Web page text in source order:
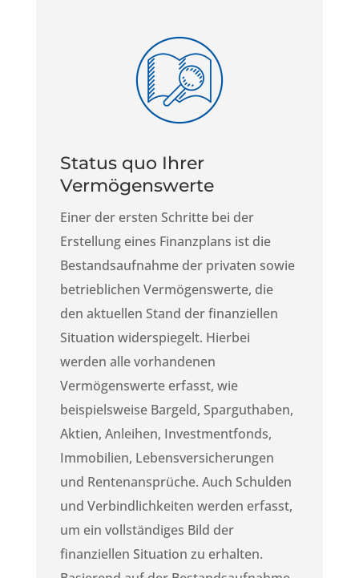
Status quo Ihrer
Vermögenswerte
Einer der ersten Schritte bei der
Erstellung eines Finanzplans ist die
Bestandsaufnahme der privaten sowie
betrieblichen Vermögenswerte, die
den aktuellen Stand der finanziellen
Situation widerspiegelt. Hierbei
werden alle vorhandenen
Vermögenswerte erfasst, wie
beispielsweise Bargeld, Sparguthaben,
Aktien, Anleihen, Investmentfonds,
Immobilien, Lebensversicherungen
und Rentenansprüche. Auch Schulden
und Verbindlichkeiten werden erfasst,
um ein vollständiges Bild der
finanziellen Situation zu erhalten.